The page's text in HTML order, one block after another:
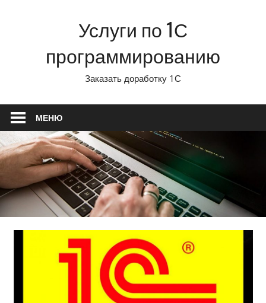
Услуги по 1С
программированию
Заказать доработку 1С
МЕНЮ